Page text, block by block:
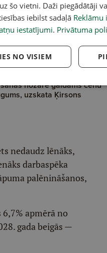
nozarē gaidāms cenu
uzskata Ķirsons
nedaudz lēnāks,
darbaspēka
palēnināšanos,
6,7% apmērā no
gada beigās —
šo vietni. Daži piegādātāji
iebilst sadaļā Reklāmu
iestatījumi. Privātuma
NO VISIEM